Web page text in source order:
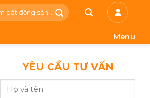
Menu
YÊU CẦU TƯ VẤN